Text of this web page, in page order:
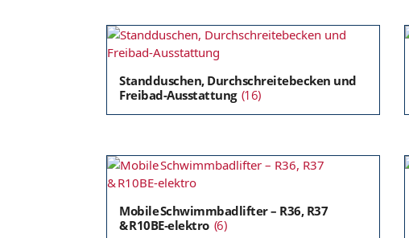
Standduschen, Durchschreitebecken und
Freibad-Ausstattung (16)
Mobile Schwimmbadlifter – R36, R37
& R10BE‑elektro (6)